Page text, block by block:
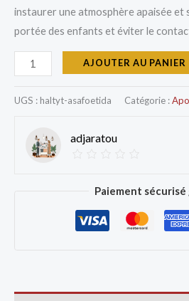
instaurer une atmosphère apaisée et
portée des enfants et éviter le
AJOUTER AU PANIER
UGS : haltyt-asafoetida Catégorie :
adjaratou
Paiement sécurisé